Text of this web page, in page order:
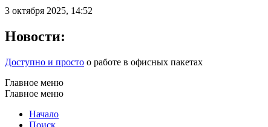
3 октября 2025, 14:52
Новости:
Доступно и просто о работе в офисных пакетах
Главное меню
Главное меню
Начало
Поиск